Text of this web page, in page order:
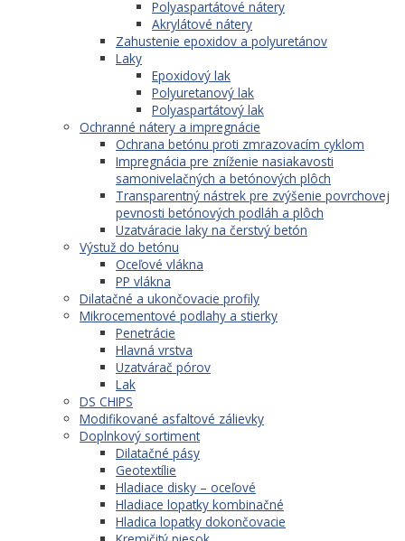
Polyaspartátové nátery
Akrylátové nátery
Zahustenie epoxidov a polyuretánov
Laky
Epoxidový lak
Polyuretanový lak
Polyaspartátový lak
Ochranné nátery a impregnácie
Ochrana betónu proti zmrazovacím cyklom
Impregnácia pre zníženie nasiakavosti
samonivelačných a betónových plôch
Transparentný nástrek pre zvýšenie povrchovej
pevnosti betónových podláh a plôch
Uzatváracie laky na čerstvý betón
Výstuž do betónu
Oceľové vlákna
PP vlákna
Dilatačné a ukončovacie profily
Mikrocementové podlahy a stierky
Penetrácie
Hlavná vrstva
Uzatvárač pórov
Lak
DS CHIPS
Modifikované asfaltové zálievky
Doplnkový sortiment
Dilatačné pásy
Geotextílie
Hladiace disky – oceľové
Hladiace lopatky kombinačné
Hladica lopatky dokončovacie